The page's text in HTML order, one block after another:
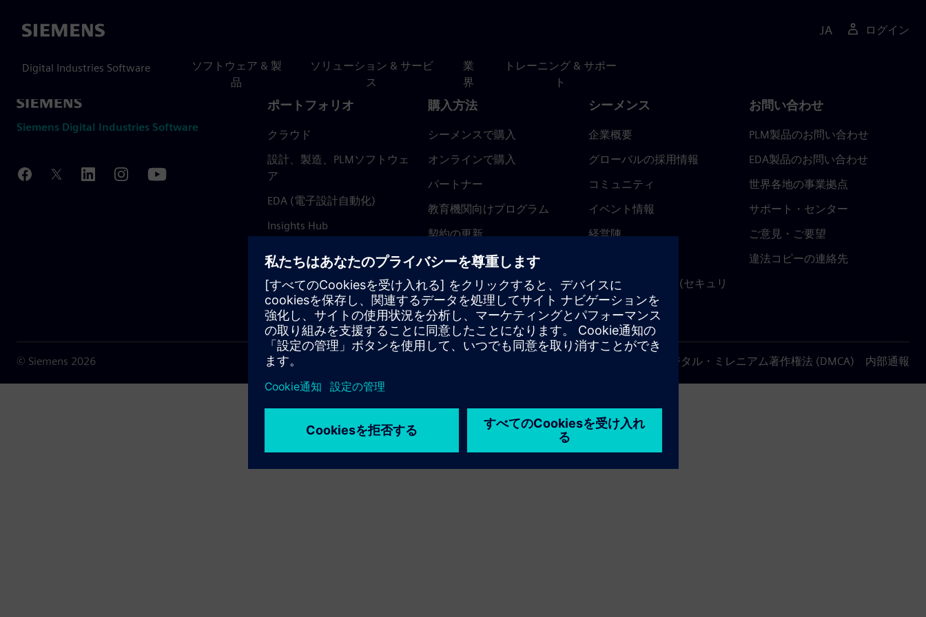
Siemens
Digital Industries Software
ソフトウェア & 製
品
ソリューション & サービ
ス
業
界
トレーニング & サポー
ト
JA ログイン
Siemens Digital Industries Software
ポートフォリオ
クラウド
設計、製造、PLMソフトウェ
ア
EDA (電子設計自動化)
Insights Hub
購入方法
シーメンスで購入
オンラインで購入
パートナー
教育機関向けプログラム
契約の更新
返金ポリシー
シーメンス
企業概要
グローバルの採用情報
コミュニティ
イベント情報
経営陣
トラストセンター (セキュリ
ティ関連情報)
お問い合わせ
PLM製品のお問い合わせ
EDA製品のお問い合わせ
世界各地の事業拠点
サポート・センター
ご意見・ご要望
違法コピーの連絡先
© Siemens 2026 デジタル・ミレニアム著作権法 (DMCA) 内部通報